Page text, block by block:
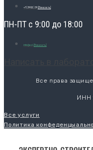
+7 (3902) 39 [Показать]
ПН-ПТ с 9:00 до 18:00
info@ecl- [Показать]
Все права
ИНН
Все услуги
Политика